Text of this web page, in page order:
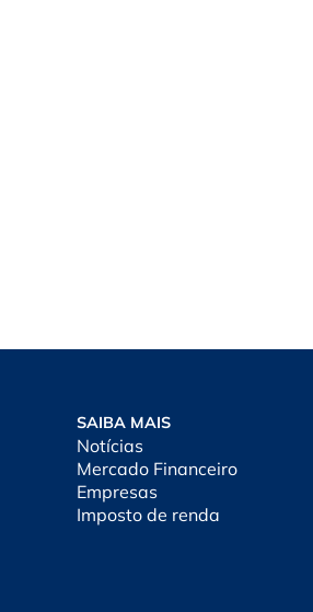
SAIBA MAIS
Notícias
Mercado Financeiro
Empresas
Imposto de renda